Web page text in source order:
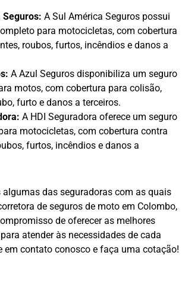
Seguros: A Sul América Seguros possui
para motocicletas, com cobertura
roubos, furtos, incêndios e danos a
A Azul Seguros disponibiliza um seguro
motos, com cobertura para colisão,
furto e danos a terceiros.
A HDI Seguradora oferece um seguro
motocicletas, com cobertura contra
furtos, incêndios e danos a
algumas das seguradoras com as quais
de seguros de moto em Colombo,
de oferecer as melhores
atender às necessidades de cada
em contato conosco e faça uma cotação!